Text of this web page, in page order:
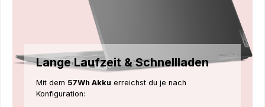
Lange Laufzeit & Schnellladen
Mit dem 57Wh Akku erreichst du je nach
Konfiguration: